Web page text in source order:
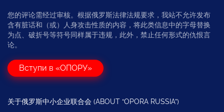
您的评论需经过审核。根据俄罗斯法律法规要求，我站不允许发布
含有脏话和（或）人身攻击性质的内容，将此类信息中的字母替换
为点、破折号等符号同样属于违规，此外，禁止任何形式的仇恨言
论。
Вступи в «ОПОРУ»
关于俄罗斯中小企业联合会 (ABOUT “OPORA RUSSIA”)